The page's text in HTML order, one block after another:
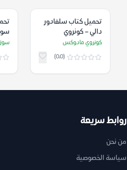
تحميل كتاب سلفادور
دالي – كونروي
مادوكس
كونروي مادوكس
(0.0)
روابط سريعة
من نحن
سياسة الخصوصية